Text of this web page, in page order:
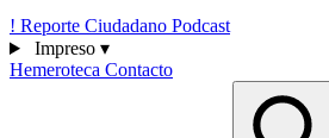
! Reporte Ciudadano Podcast
Impreso ▾
Hemeroteca Contacto